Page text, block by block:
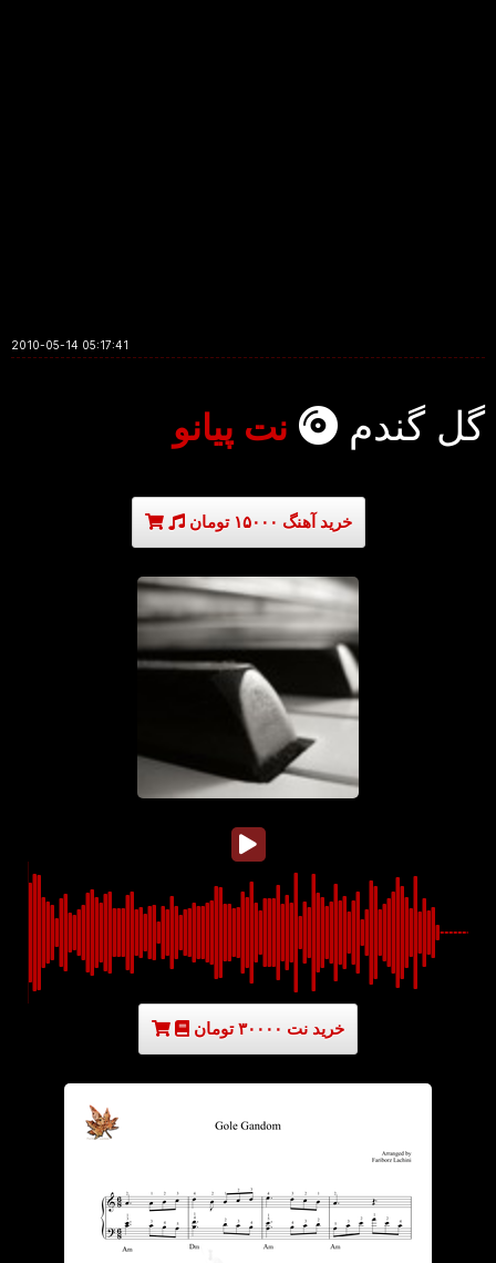
2010-05-14 05:17:41
گل گندم نت پیانو
خرید آهنگ ۱۵۰۰۰ تومان
خرید نت ۳۰۰۰۰ تومان